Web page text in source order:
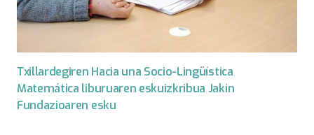
Txillardegiren Hacia una Socio-Lingüística
Matemática liburuaren eskuizkribua Jakin
Fundazioaren esku